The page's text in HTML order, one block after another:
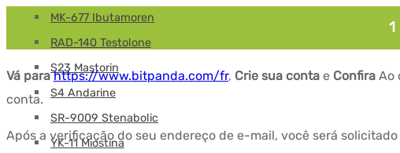
MK-677 Ibutamoren
RAD-140 Testolone
S23 Mastorin
S4 Andarine
SR-9009 Stenabolic
YK-11 Miostina
Vá para https://www.bitpanda.com/fr, Crie sua conta e Confira Ao
conta.
Após a verificação do seu endereço de e-mail, você será